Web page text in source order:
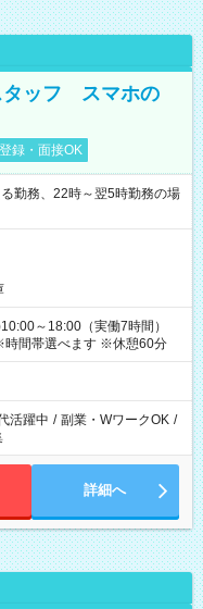
タッフ スマホの
録・面接OK
勤務、22時～翌5時勤務の場
～18:00（実働7時間）
間帯選べます ※休憩60分
活躍中 / 副業・WワークOK /
詳細へ